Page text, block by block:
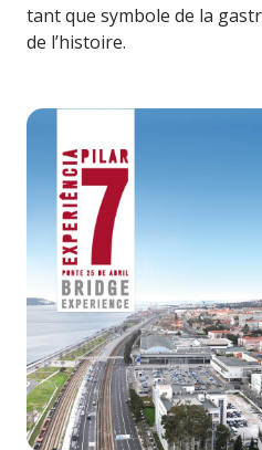
tant que symbole de la
de l’histoire.